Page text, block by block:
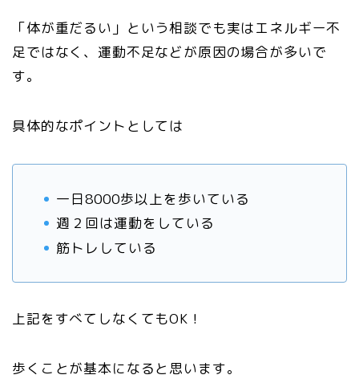
「体が重だるい」という相談でも実はエネルギー不
足ではなく、運動不足などが原因の場合が多いで
す。
具体的なポイントとしては
一日8000歩以上を歩いている
週２回は運動をしている
筋トレしている
上記をすべてしなくてもOK！
歩くことが基本になると思います。